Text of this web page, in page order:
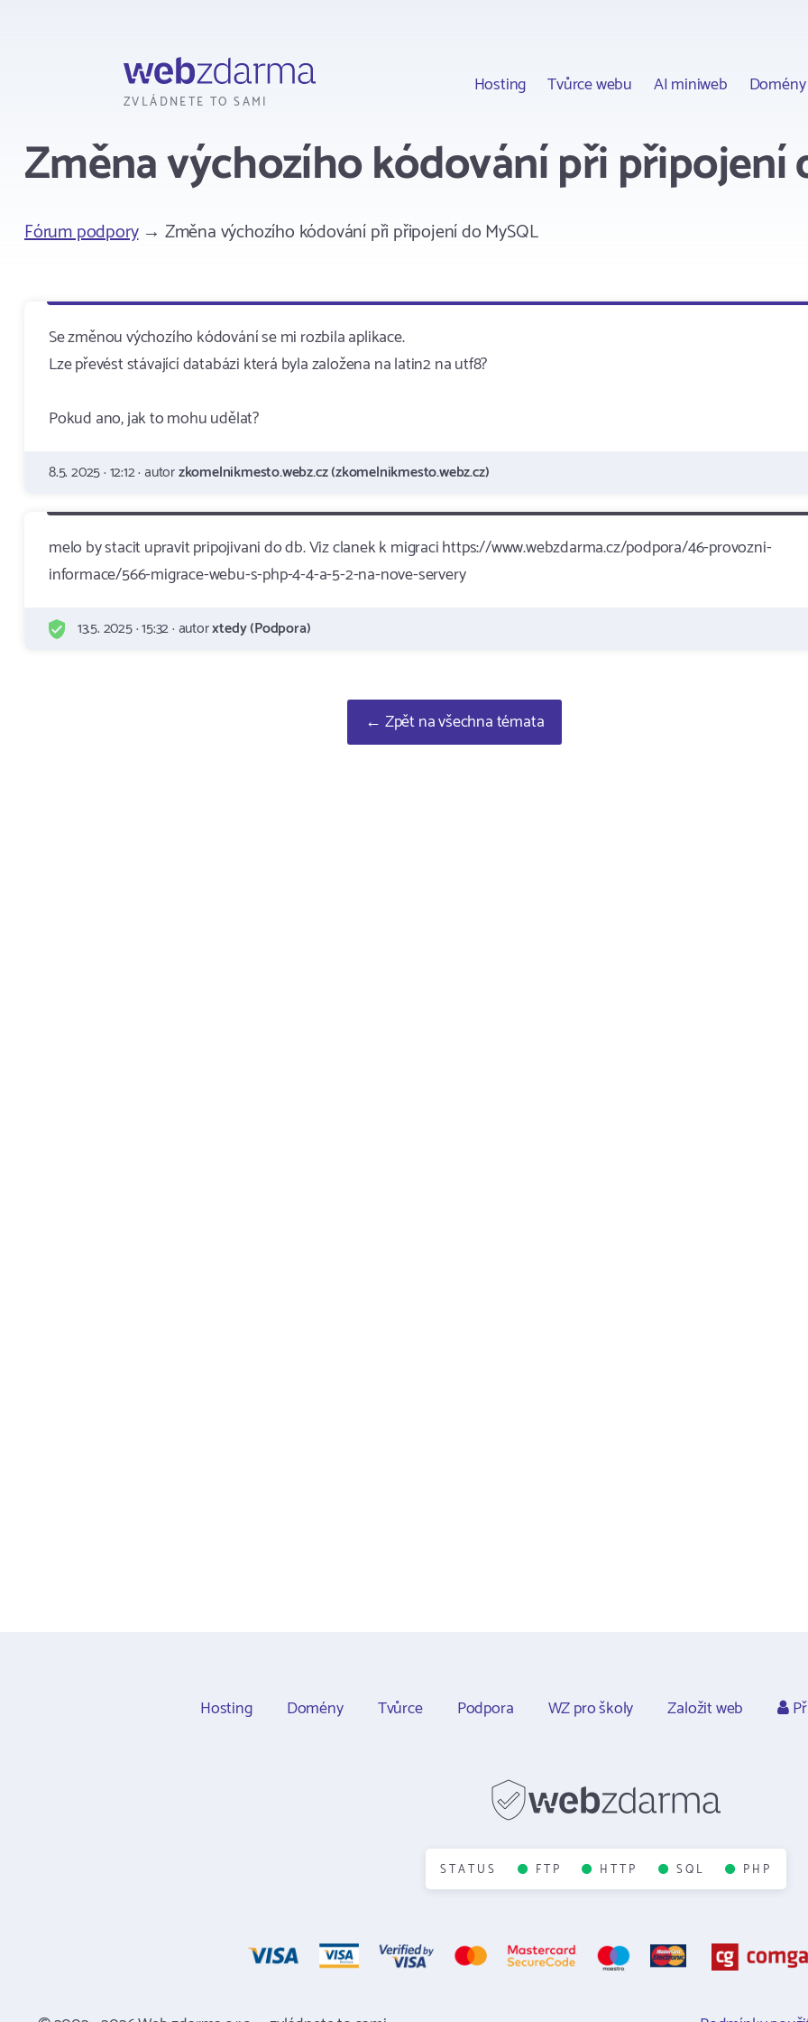
ZVLÁDNETE TO SAMI
Hosting Tvůrce webu AI miniweb Domény
Změna výchozího kódování při připojení
Fórum podpory→ Změna výchozího kódování při připojení do MySQL
Se změnou výchozího kódování se mi rozbila aplikace.
Lze převést stávající databázi která byla založena na latin2 na utf8?
Pokud ano, jak to mohu udělat?
8.5. 2025 · 12:12 · autorzkomelnikmesto.webz.cz (zkomelnikmesto.webz.cz)
melo by stacit upravit pripojivani do db. Viz clanek k migraci https://www.webzdarma.cz/podpora/46-provozni-
informace/566-migrace-webu-s-php-4-4-a-5-2-na-nove-servery
13.5. 2025 · 15:32 · autorxtedy (Podpora)
← Zpět na všechna témata
Hosting Domény Tvůrce Podpora WZ pro školy Založit web
STATUS FTP HTTP SQL PHP